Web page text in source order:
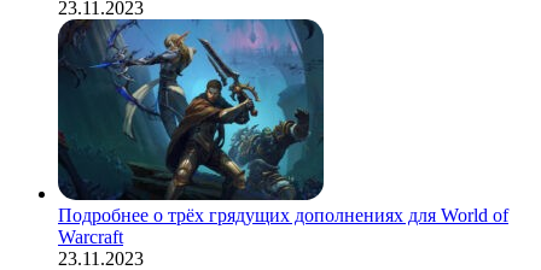
23.11.2023
Подробнее о трёх грядущих дополнениях для World of
Warcraft
23.11.2023